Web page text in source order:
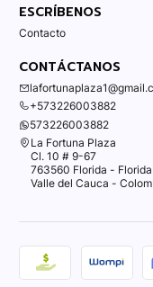
ESCRÍBENOS
Contacto
CONTÁCTANOS
+573226003882
573226003882
La Fortuna Plaza
Cl. 10 # 9-67
763560 Florida - Florida
Valle del Cauca -